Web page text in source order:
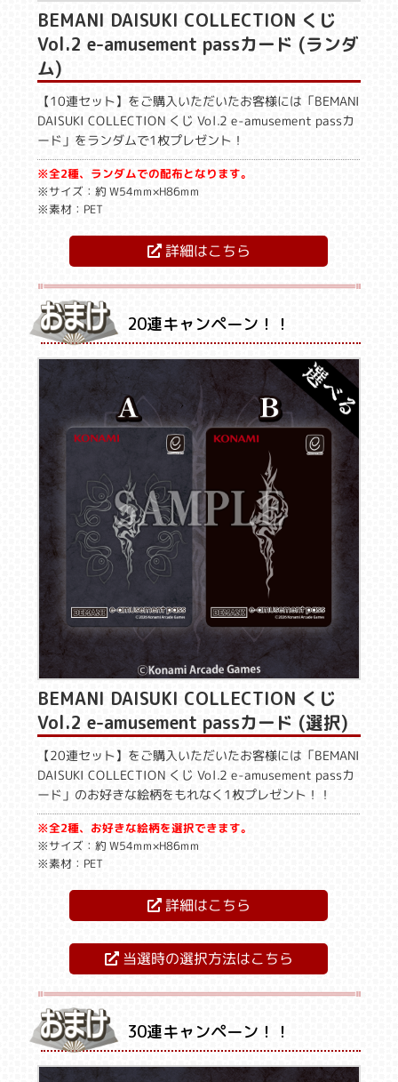
BEMANI DAISUKI COLLECTION くじ
Vol.2 e-amusement passカード (ランダ
ム)
【10連セット】をご購入いただいたお客様には「BEMANI
DAISUKI COLLECTION くじ Vol.2 e-amusement passカ
ード」をランダムで1枚プレゼント！
※全2種、ランダムでの配布となります。
※サイズ：約 W54mm×H86mm
※素材：PET
詳細はこちら
20連キャンペーン！！
BEMANI DAISUKI COLLECTION くじ
Vol.2 e-amusement passカード (選択)
【20連セット】をご購入いただいたお客様には「BEMANI
DAISUKI COLLECTION くじ Vol.2 e-amusement passカ
ード」のお好きな絵柄をもれなく1枚プレゼント！！
※全2種、お好きな絵柄を選択できます。
※サイズ：約 W54mm×H86mm
※素材：PET
詳細はこちら
当選時の選択方法はこちら
30連キャンペーン！！